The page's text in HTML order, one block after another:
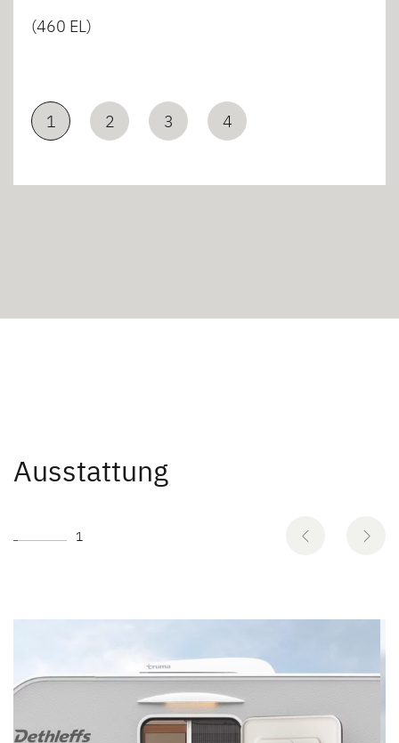
(460 EL)
1 2 3 4
Ausstattung
1